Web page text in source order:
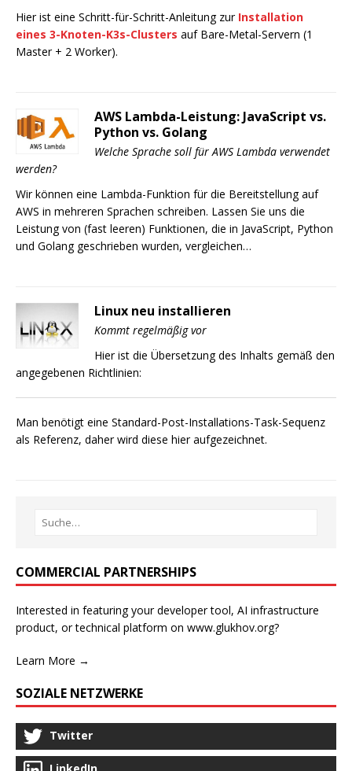
Hier ist eine Schritt-für-Schritt-Anleitung zur Installation
eines 3-Knoten-K3s-Clusters auf Bare-Metal-Servern (1
Master + 2 Worker).
AWS Lambda-Leistung: JavaScript vs.
Python vs. Golang
Welche Sprache soll für AWS Lambda verwendet
werden?
Wir können eine Lambda-Funktion für die Bereitstellung auf
AWS in mehreren Sprachen schreiben. Lassen Sie uns die
Leistung von (fast leeren) Funktionen, die in JavaScript, Python
und Golang geschrieben wurden, vergleichen…
Linux neu installieren
Kommt regelmäßig vor
Hier ist die Übersetzung des Inhalts gemäß den
angegebenen Richtlinien:
Man benötigt eine Standard-Post-Installations-Task-Sequenz
als Referenz, daher wird diese hier aufgezeichnet.
COMMERCIAL PARTNERSHIPS
Interested in featuring your developer tool, AI infrastructure
product, or technical platform on www.glukhov.org?
Learn More →
SOZIALE NETZWERKE
Twitter